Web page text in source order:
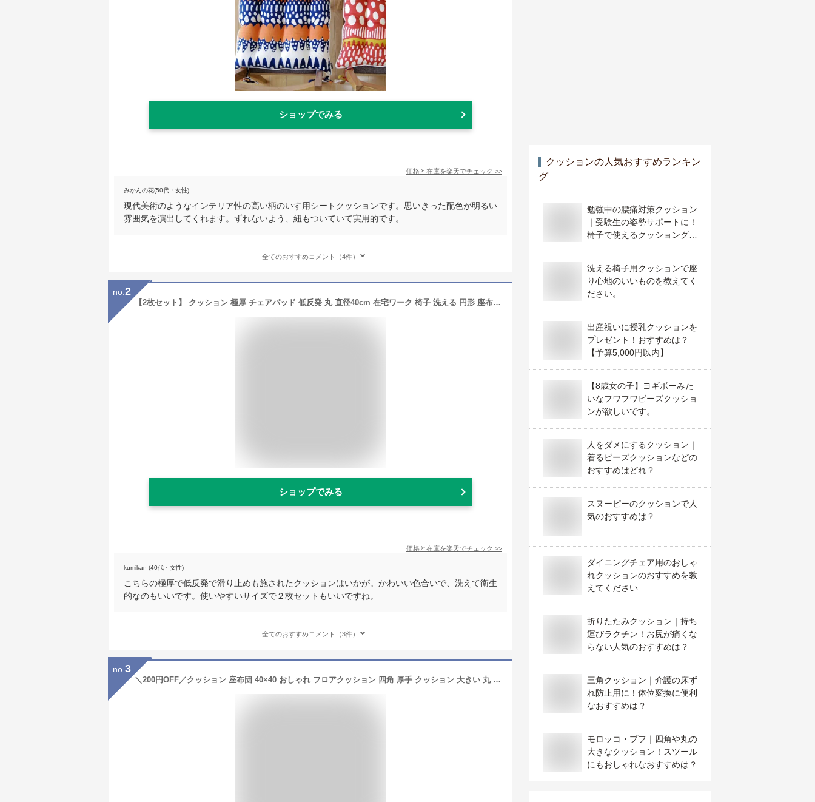
ショップでみる
価格と在庫を楽天でチェック >>
みかんの花(50代・女性)
現代美術のようなインテリア性の高い柄のいす用シートクッションです。思いきった配色が明るい
雰囲気を演出してくれます。ずれないよう、紐もついていて実用的です。
全てのおすすめコメント（4件）
no. 2
【2枚セット】 クッション 極厚 チェアパッド 低反発 丸 直径40cm 在宅ワーク 椅子 洗える 円形 座布団 すべり止め 厚手【送料無料】
ショップでみる
価格と在庫を楽天でチェック >>
kumikan (40代・女性)
こちらの極厚で低反発で滑り止めも施されたクッションはいかが。かわいい色合いで、洗えて衛生
的なのもいいです。使いやすいサイズで２枚セットもいいですね。
全てのおすすめコメント（3件）
no. 3
＼200円OFF／クッション 座布団 40×40 おしゃれ フロアクッション 四角 厚手 クッション 大きい 丸 北欧 分厚い イス クッション 大 かわいい 椅子 クッション 在宅 テレワーク 床 座る クッション 大きめ うつぶせ 子供 高さ調整 シートクッション 体圧分散 背もたれ
クッションの人気おすすめランキン
グ
勉強中の腰痛対策クッション
｜受験生の姿勢サポートに！
椅子で使えるクッショングッ
洗える椅子用クッションで座
り心地のいいものを教えてく
ださい。
出産祝いに授乳クッションを
プレゼント！おすすめは？
【予算5,000円以内】
【8歳女の子】ヨギボーみた
いなフワフワビーズクッショ
ンが欲しいです。
人をダメにするクッション｜
着るビーズクッションなどの
おすすめはどれ？
スヌーピーのクッションで人
気のおすすめは？
ダイニングチェア用のおしゃ
れクッションのおすすめを教
えてください
折りたたみクッション｜持ち
運びラクチン！お尻が痛くな
らない人気のおすすめは？
三角クッション｜介護の床ず
れ防止用に！体位変換に便利
なおすすめは？
モロッコ・プフ｜四角や丸の
大きなクッション！スツール
にもおしゃれなおすすめは？